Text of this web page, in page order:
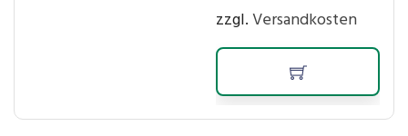
zzgl.Versandkosten